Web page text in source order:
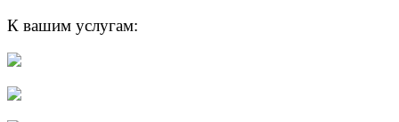
К вашим услугам: